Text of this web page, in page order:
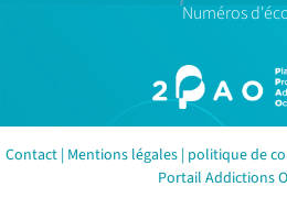
Numéros
Contact | Mentions légales | politique de
Portail Addictions